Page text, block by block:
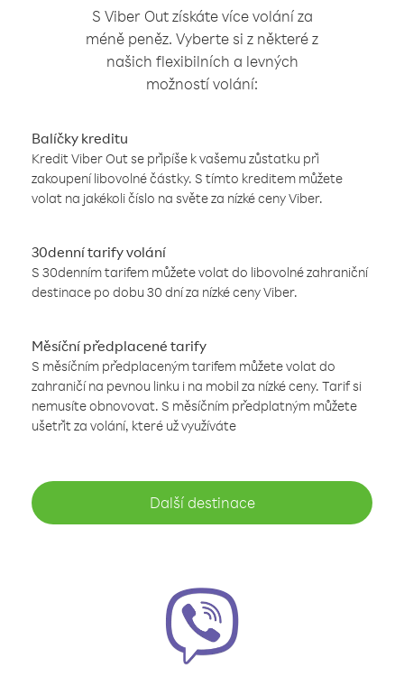
S Viber Out získáte více volání za
méně peněz. Vyberte si z některé z
našich flexibilních a levných
možností volání:
Balíčky kreditu
Kredit Viber Out se připíše k vašemu zůstatku při
zakoupení libovolné částky. S tímto kreditem můžete
volat na jakékoli číslo na světe za nízké ceny Viber.
30denní tarify volání
S 30denním tarifem můžete volat do libovolné zahraniční
destinace po dobu 30 dní za nízké ceny Viber.
Měsíční předplacené tarify
S měsíčním předplaceným tarifem můžete volat do
zahraničí na pevnou linku i na mobil za nízké ceny. Tarif si
nemusíte obnovovat. S měsíčním předplatným můžete
ušetřit za volání, které už využíváte
Další destinace